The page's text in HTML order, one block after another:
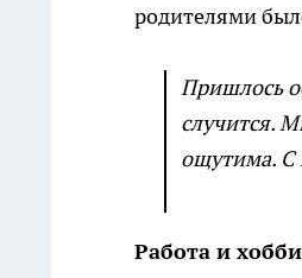
родителями
Пришлось
случится.
ощутима. С
Работа и